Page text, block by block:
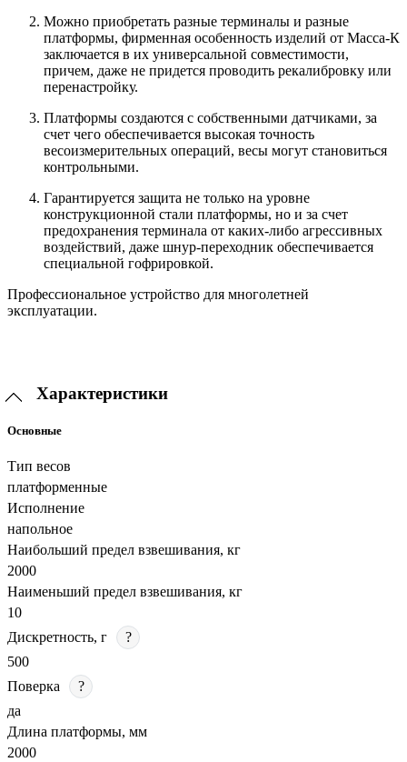
Можно приобретать разные терминалы и разные
платформы, фирменная особенность изделий от Масса-К
заключается в их универсальной совместимости,
причем, даже не придется проводить рекалибровку или
перенастройку.
Платформы создаются с собственными датчиками, за
счет чего обеспечивается высокая точность
весоизмерительных операций, весы могут становиться
контрольными.
Гарантируется защита не только на уровне
конструкционной стали платформы, но и за счет
предохранения терминала от каких-либо агрессивных
воздействий, даже шнур-переходник обеспечивается
специальной гофрировкой.
Профессиональное устройство для многолетней
эксплуатации.
Характеристики
Основные
Тип весов
платформенные
Исполнение
напольное
Наибольший предел взвешивания, кг
2000
Наименьший предел взвешивания, кг
10
Дискретность, г
?
500
Поверка
?
да
Длина платформы, мм
2000